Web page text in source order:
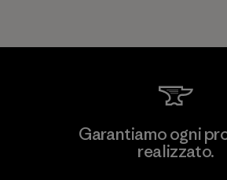
Garantiamo ogni
realizzato.